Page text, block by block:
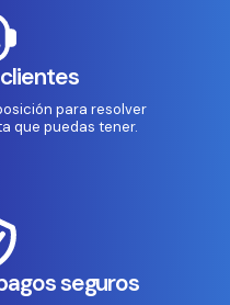
para resolver
que puedas tener.
seguros